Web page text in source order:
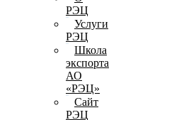
РЭЦ
Услуги
РЭЦ
Школа
экспорта
АО
«РЭЦ»
Сайт
РЭЦ